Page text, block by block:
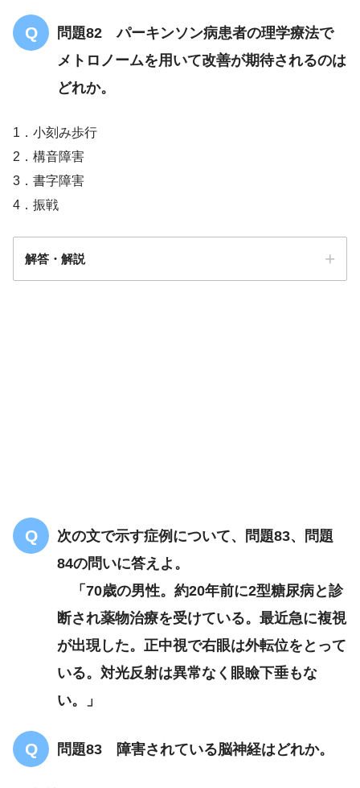
問題82 パーキンソン病患者の理学療法で
メトロノームを用いて改善が期待されるのは
どれか。
1．小刻み歩行
2．構音障害
3．書字障害
4．振戦
解答・解説
次の文で示す症例について、問題83、問題
84の問いに答えよ。
「70歳の男性。約20年前に2型糖尿病と診
断され薬物治療を受けている。最近急に複視
が出現した。正中視で右眼は外転位をとって
いる。対光反射は異常なく眼瞼下垂もな
い。」
問題83 障害されている脳神経はどれか。